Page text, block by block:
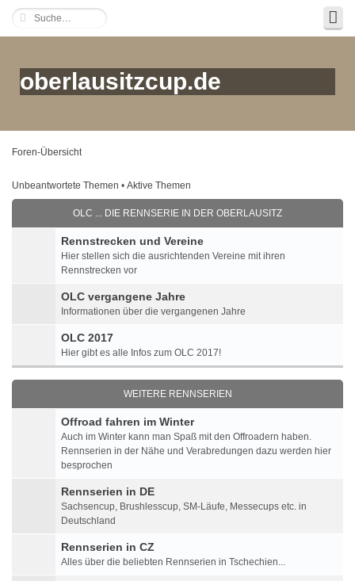
oberlausitzcup.de
Foren-Übersicht
Unbeantwortete Themen • Aktive Themen
OLC ... DIE RENNSERIE IN DER OBERLAUSITZ
Rennstrecken und Vereine
Hier stellen sich die ausrichtenden Vereine mit ihren
Rennstrecken vor
OLC vergangene Jahre
Informationen über die vergangenen Jahre
OLC 2017
Hier gibt es alle Infos zum OLC 2017!
WEITERE RENNSERIEN
Offroad fahren im Winter
Auch im Winter kann man Spaß mit den Offroadern haben.
Rennserien in der Nähe und Verabredungen dazu werden hier
besprochen
Rennserien in DE
Sachsencup, Brushlesscup, SM-Läufe, Messecups etc. in
Deutschland
Rennserien in CZ
Alles über die beliebten Rennserien in Tschechien...